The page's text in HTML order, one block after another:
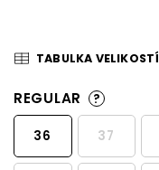
TABULKA VELIKOSTÍ
REGULAR ?
36 37